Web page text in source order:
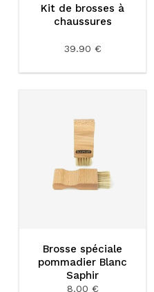
Kit de brosses à
chaussures
39.90 €
Brosse spéciale
pommadier Blanc
Saphir
8.00 €